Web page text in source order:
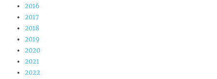
2016
2017
2018
2019
2020
2021
2022